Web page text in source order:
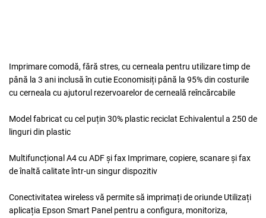
Imprimare comodă, fără stres, cu cerneala pentru utilizare timp de
până la 3 ani inclusă în cutie Economisiți până la 95% din costurile
cu cerneala cu ajutorul rezervoarelor de cerneală reîncărcabile
Model fabricat cu cel puțin 30% plastic reciclat Echivalentul a 250 de
linguri din plastic
Multifuncțional A4 cu ADF și fax Imprimare, copiere, scanare și fax
de înaltă calitate într-un singur dispozitiv
Conectivitatea wireless vă permite să imprimați de oriunde Utilizați
aplicația Epson Smart Panel pentru a configura, monitoriza,